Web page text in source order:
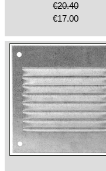
€20.40
€17.00